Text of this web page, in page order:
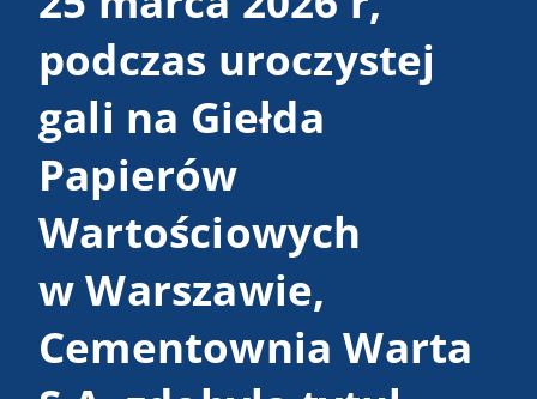
podczas uroczystej
gali na Giełda
Papierów
Wartościowych
w Warszawie,
Cementownia Warta